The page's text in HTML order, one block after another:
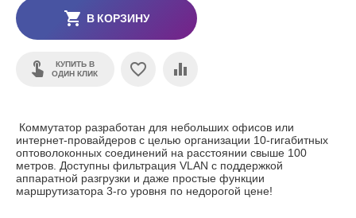
В КОРЗИНУ
КУПИТЬ В
ОДИН КЛИК
Коммутатор разработан для небольших офисов или
интернет-провайдеров с целью организации 10-гигабитных
оптоволоконных соединений на расстоянии свыше 100
метров. Доступны фильтрация VLAN с поддержкой
аппаратной разгрузки и даже простые функции
маршрутизатора 3-го уровня по недорогой цене!